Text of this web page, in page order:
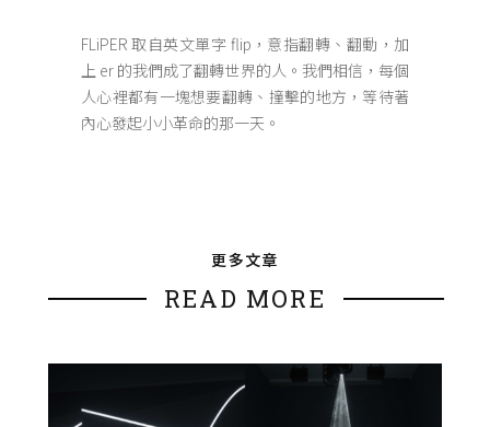
FLiPER 取自英文單字 flip，意指翻轉、翻動，加
上 er 的我們成了翻轉世界的人。我們相信，每個
人心裡都有一塊想要翻轉、撞擊的地方，等待著
內心發起小小革命的那一天。
更多文章
READ MORE